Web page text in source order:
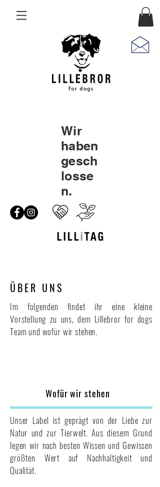
Wir
haben
gesch
losse
n.
ÜBER UNS
Im folgenden findet ihr eine kleine
Vorstellung zu uns, dem Lillebror for dogs
Team und wofür wir stehen.
Wofür wir stehen
Unser Label ist geprägt von der Liebe zur
Natur und zur Tierwelt. Aus diesem Grund
legen wir nach besten Wissen und Gewissen
größten Wert auf Nachhaltigkeit und
Qualität.